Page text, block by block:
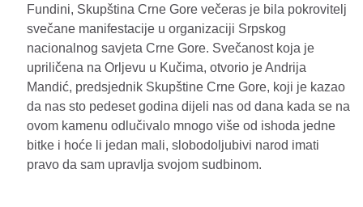
Fundini, Skupština Crne Gore večeras je bila pokrovitelj
svečane manifestacije u organizaciji Srpskog
nacionalnog savjeta Crne Gore. Svečanost koja je
upriličena na Orljevu u Kučima, otvorio je Andrija
Mandić, predsjednik Skupštine Crne Gore, koji je kazao
da nas sto pedeset godina dijeli nas od dana kada se na
ovom kamenu odlučivalo mnogo više od ishoda jedne
bitke i hoće li jedan mali, slobodoljubivi narod imati
pravo da sam upravlja svojom sudbinom.